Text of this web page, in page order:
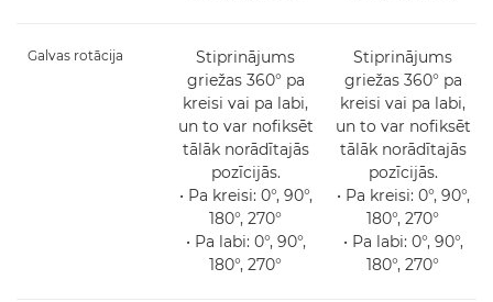
Galvas rotācija
Stiprinājums
griežas 360° pa
kreisi vai pa labi,
un to var nofiksēt
tālāk norādītajās
pozīcijās.
• Pa kreisi: 0°, 90°,
180°, 270°
• Pa labi: 0°, 90°,
180°, 270°
Stiprinājums
griežas 360° pa
kreisi vai pa labi,
un to var nofiksēt
tālāk norādītajās
pozīcijās.
• Pa kreisi: 0°, 90°,
180°, 270°
• Pa labi: 0°, 90°,
180°, 270°